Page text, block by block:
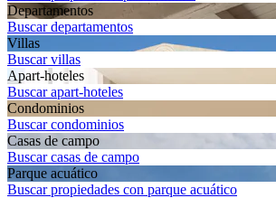
Departamentos
Buscar departamentos
Villas
Buscar villas
Apart-hoteles
Buscar apart-hoteles
Condominios
Buscar condominios
Casas de campo
Buscar casas de campo
Parque acuático
Buscar propiedades con parque acuático